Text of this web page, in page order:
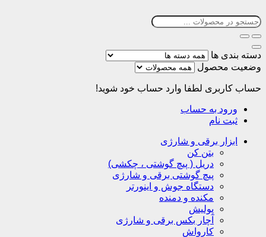
دسته بندی ها
وضعیت محصول
حساب کاربری لطفا وارد حساب خود شوید!
ورود به حساب
ثبت نام
ابزار برقی و شارژی
بتن کن
دریل ( پیچ گوشتی ، چکشی)
پیچ گوشتی برقی و شارژی
دستگاه جوش و اینورتر
مکنده و دمنده
پولیش
آچار بکس برقی و شارژی
کارواش